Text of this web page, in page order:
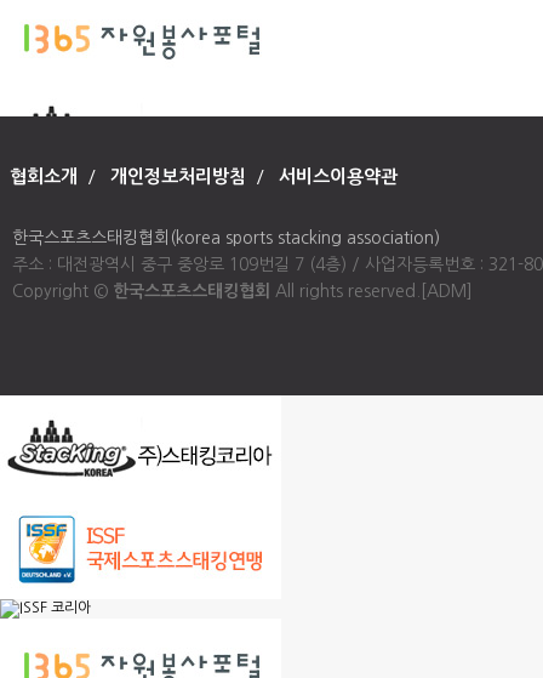
협회소개 / 개인정보처리방침 / 서비스이용약관
한국스포츠스태킹협회(korea sports stacking association)
주소 : 대전광역시 중구 중앙로 109번길 7 (4층) / 사업자등록번호 :
Copyright © 한국스포츠스태킹협회 All rights reserved. [ADM]